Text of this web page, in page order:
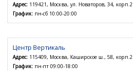
Адрес: 119421, Москва, ул. Новаторов, 34, корп.2
График: пн-сб 10:00-20:00
Центр Вертикаль
Адрес: 115409, Москва, Каширское ш., 58, корп.2
График: пн-пт 09:00-18:00